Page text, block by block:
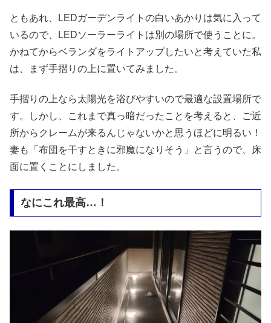
ともあれ、LEDガーデンライトの白いあかりは気に入って
いるので、LEDソーラーライトは別の場所で使うことに。
かねてからベランダをライトアップしたいと考えていた私
は、まず手摺りの上に置いてみました。
手摺りの上なら太陽光を浴びやすいので最適な設置場所で
す。しかし、これまで真っ暗だったことを考えると、ご近
所からクレームが来るんじゃないかと思うほどに明るい！
妻も「布団を干すときに邪魔になりそう」と言うので、床
面に置くことにしました。
なにこれ最高…！